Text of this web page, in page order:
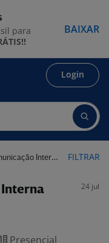
Login
Interna FILTRAR
Interna 24 jul
Presencial
para
BAIXAR